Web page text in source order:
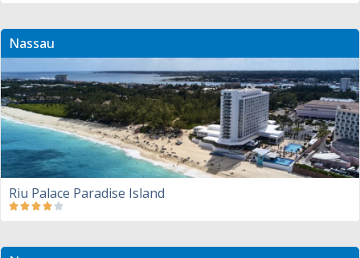
Nassau
Riu Palace Paradise Island